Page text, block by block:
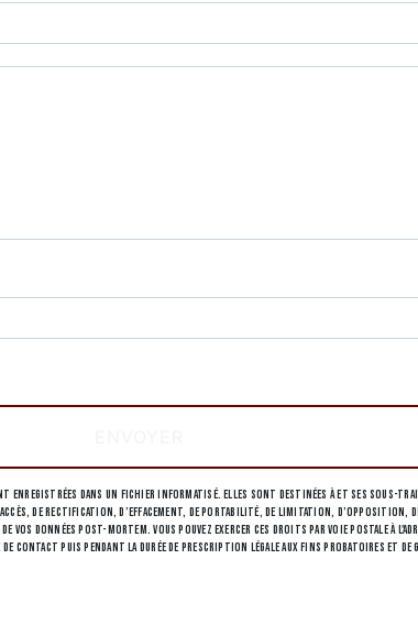
dans un fichier informatisé. Elles sont destinées à et ses sous-
de rectification, d’effacement, de portabilité, de limitation,
vos données post-mortem. Vous pouvez exercer ces droits par voie postale à
de contact puis pendant la durée de prescription légale aux fins probatoires